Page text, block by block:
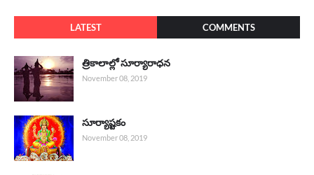
LATEST COMMENTS
త్రికాలాల్లో సూర్యారాధన
November 08, 2019
సూర్యాష్టకం
November 08, 2019